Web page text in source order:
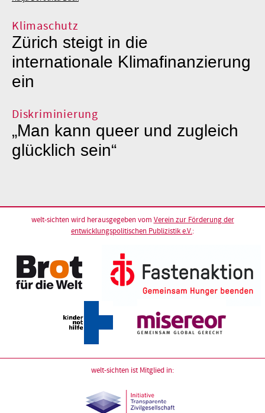
Klimaschutz
Zürich steigt in die
internationale Klimafinanzierung
ein
Diskriminierung
„Man kann queer und zugleich
glücklich sein“
welt-sichten wird herausgegeben vom Verein zur Förderung der
entwicklungspolitischen Publizistik e.V.:
welt-sichten ist Mitglied in: